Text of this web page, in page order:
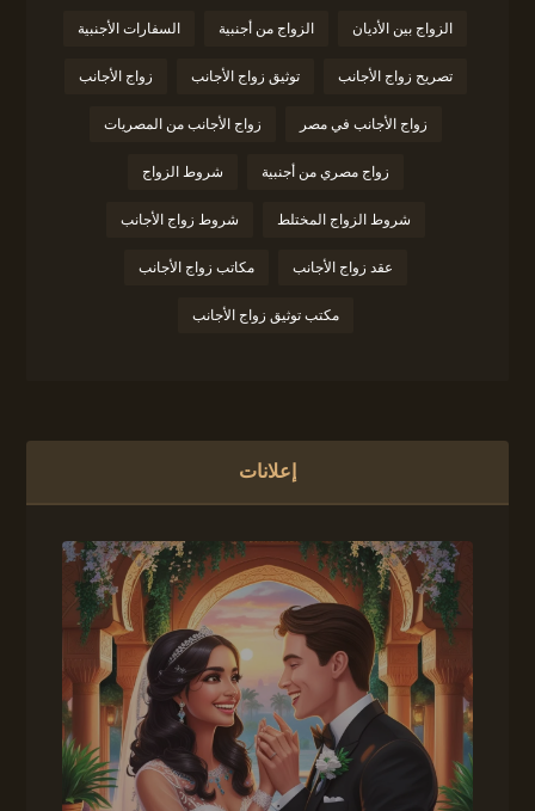
الزواج بين الأديان الزواج من أجنبية السفارات الأجنبية
تصريح زواج الأجانب توثيق زواج الأجانب زواج الأجانب
زواج الأجانب في مصر زواج الأجانب من المصريات
زواج مصري من أجنبية شروط الزواج
شروط الزواج المختلط شروط زواج الأجانب
عقد زواج الأجانب مكاتب زواج الأجانب
مكتب توثيق زواج الأجانب
إعلانات